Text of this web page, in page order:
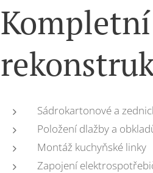
Sádrokartonové a
Položení dlažby a
Montáž kuchyňské linky
Zapojení